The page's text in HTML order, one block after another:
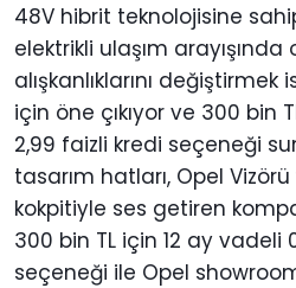
48V hibrit teknolojisine
elektrikli ulaşım
alışkanlıklarını
için öne çıkıyor ve 300 bin
2,99 faizli kredi seçeneği
tasarım hatları, Opel
kokpitiyle ses getiren
300 bin TL için 12 ay vadeli
seçeneği ile Opel